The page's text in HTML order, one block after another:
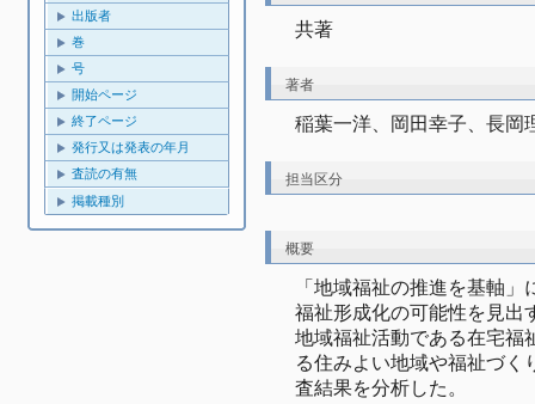
出版者
巻
号
開始ページ
終了ページ
発行又は発表の年月
査読の有無
掲載種別
共著
著者
稲葉一洋、岡田幸子、長岡
担当区分
概要
「地域福祉の推進を基軸
福祉形成化の可能性を見出
地域福祉活動である在宅福
る住みよい地域や福祉づく
査結果を分析した。